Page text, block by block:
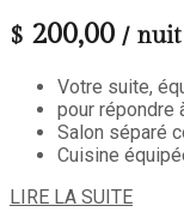
$ 200,00 / nuit
Votre suite,
pour répondre
Salon séparé
Cuisine
LIRE LA SUITE